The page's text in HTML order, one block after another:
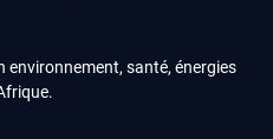
environnement, santé, énergies